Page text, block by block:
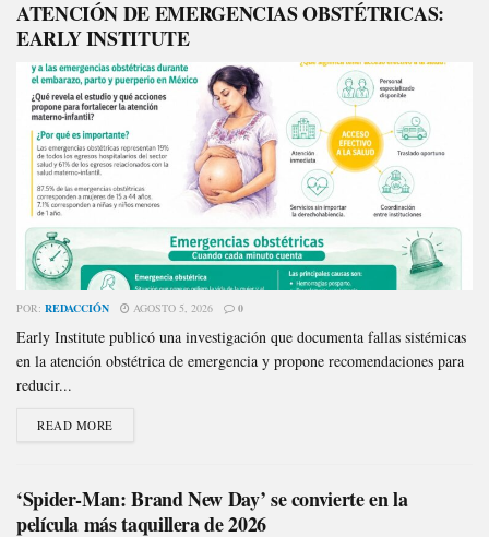
ATENCIÓN DE EMERGENCIAS OBSTÉTRICAS:
EARLY INSTITUTE
POR: REDACCIÓN AGOSTO 5, 2026 0
Early Institute publicó una investigación que documenta fallas sistémicas
en la atención obstétrica de emergencia y propone recomendaciones para
reducir...
READ MORE
‘Spider-Man: Brand New Day’ se convierte en la
película más taquillera de 2026